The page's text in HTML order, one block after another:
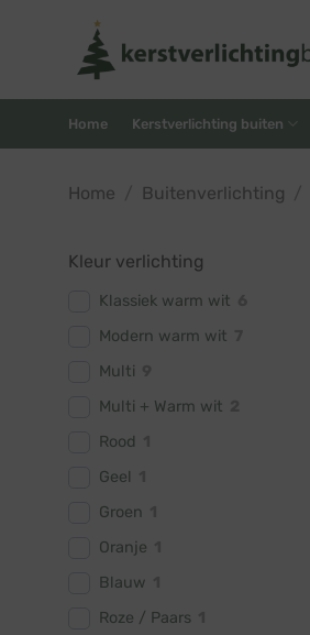
Home Kerstverlichting buiten
Home Buitenverlichting
Kleur verlichting
Klassiek warm wit
Modern warm wit
Multi
Multi + Warm wit
Rood
Geel
Groen
Oranje
Blauw
Roze / Paars